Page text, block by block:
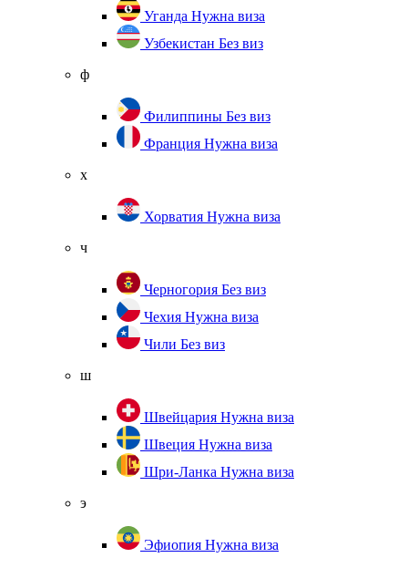
Уганда Нужна виза
Узбекистан Без виз
ф
Филиппины Без виз
Франция Нужна виза
х
Хорватия Нужна виза
ч
Черногория Без виз
Чехия Нужна виза
Чили Без виз
ш
Швейцария Нужна виза
Швеция Нужна виза
Шри-Ланка Нужна виза
э
Эфиопия Нужна виза